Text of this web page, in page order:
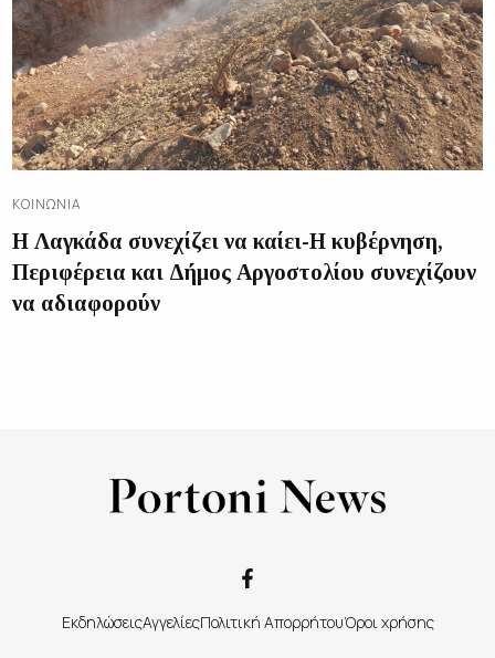
ΚΟΙΝΩΝΊΑ
Η Λαγκάδα συνεχίζει να καίει-Η κυβέρνηση,
Περιφέρεια και Δήμος Αργοστολίου συνεχίζουν
να αδιαφορούν
ΕκδηλώσειςΑγγελίεςΠολιτική ΑπορρήτουΌροι χρήσης